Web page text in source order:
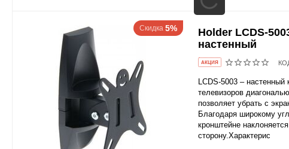
Скидка 5%
Holder LCDS-
настенный
AКЦИЯ
LCDS-5003 –
телевизоров
позволяет убрать с
Благодаря широкому
кронштейне
сторону.Характерис